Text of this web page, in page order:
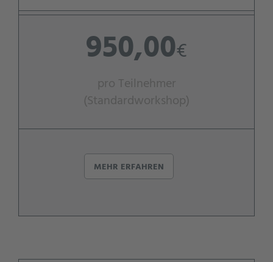
950,00€
pro Teilnehmer
(Standardworkshop)
MEHR ERFAHREN